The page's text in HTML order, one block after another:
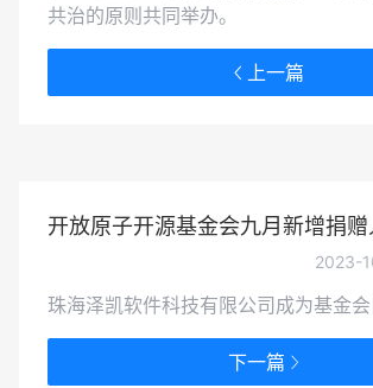
共治的原则共同举办。
上一篇
开放原子开源基金会九月新增捐赠
2023-
珠海泽凯软件科技有限公司成为基金
下一篇